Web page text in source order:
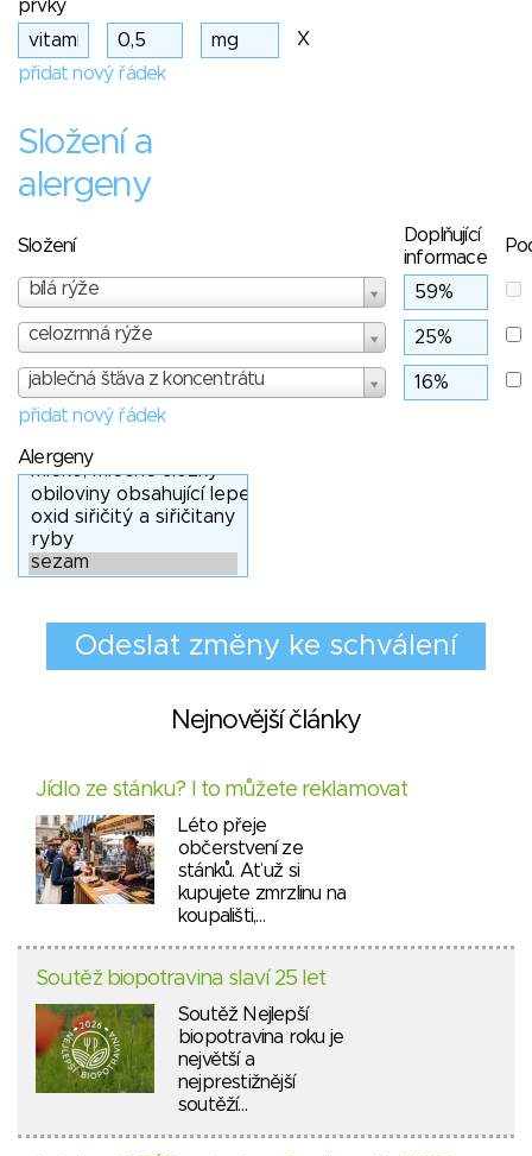
prvky
X
přidat nový řádek
Složení a
alergeny
Složení
Doplňující
informace
bílá rýže
celozrnná rýže
jablečná šťáva z koncentrátu
přidat nový řádek
Alergeny
Nejnovější články
Jídlo ze stánku? I to můžete reklamovat
Léto přeje
občerstvení ze
stánků. Ať už si
kupujete zmrzlinu na
koupališti,…
Soutěž biopotravina slaví 25 let
Soutěž Nejlepší
biopotravina roku je
největší a
nejprestižnější
soutěží…